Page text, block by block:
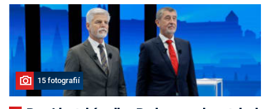
15 fotografií